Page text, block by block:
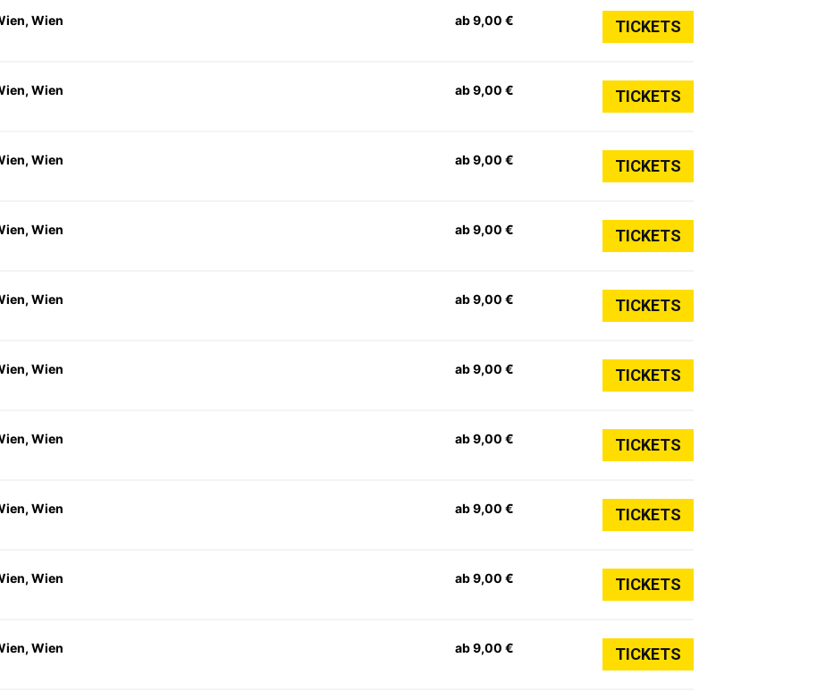
Wien ab 9,00 € TICKETS
Wien ab 9,00 € TICKETS
Wien ab 9,00 € TICKETS
Wien ab 9,00 € TICKETS
Wien ab 9,00 € TICKETS
Wien ab 9,00 € TICKETS
Wien ab 9,00 € TICKETS
Wien ab 9,00 € TICKETS
Wien ab 9,00 € TICKETS
Wien ab 9,00 € TICKETS